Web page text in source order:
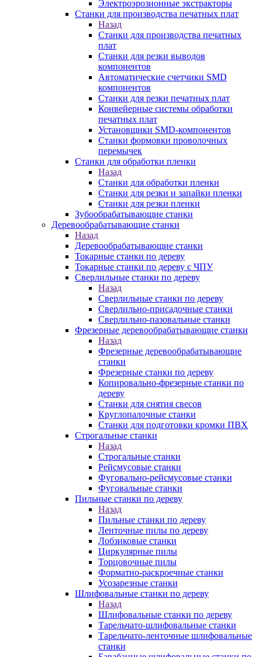
Электроэрозионные экстракторы
Станки для производства печатных плат
Назад
Станки для производства печатных
плат
Станки для резки выводов
компонентов
Автоматические счетчики SMD
компонентов
Станки для резки печатных плат
Конвейерные системы обработки
печатных плат
Установщики SMD-компонентов
Станки формовки проволочных
перемычек
Станки для обработки пленки
Назад
Станки для обработки пленки
Станки для резки и запайки пленки
Станки для резки пленки
Зубообрабатывающие станки
Деревообрабатывающие станки
Назад
Деревообрабатывающие станки
Токарные станки по дереву
Токарные станки по дереву с ЧПУ
Сверлильные станки по дереву
Назад
Сверлильные станки по дереву
Сверлильно-присадочные станки
Сверлильно-пазовальные станки
Фрезерные деревообрабатывающие станки
Назад
Фрезерные деревообрабатывающие
станки
Фрезерные станки по дереву
Копировально-фрезерные станки по
дереву
Станки для снятия свесов
Круглопалочные станки
Станки для подготовки кромки ПВХ
Строгальные станки
Назад
Строгальные станки
Рейсмусовые станки
Фуговально-рейсмусовые станки
Фуговальные станки
Пильные станки по дереву
Назад
Пильные станки по дереву
Ленточные пилы по дереву
Лобзиковые станки
Циркулярные пилы
Торцовочные пилы
Форматно-раскроечные станки
Усозарезные станки
Шлифовальные станки по дереву
Назад
Шлифовальные станки по дереву
Тарельчато-шлифовальные станки
Тарельчато-ленточные шлифовальные
станки